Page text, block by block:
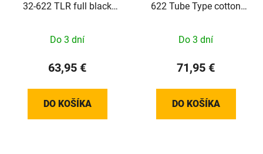
32-622 TLR full black
Do 3 dní
63,95 €
DO KOŠÍKA
622 Tube Type cotton
Do 3 dní
71,95 €
DO KOŠÍKA